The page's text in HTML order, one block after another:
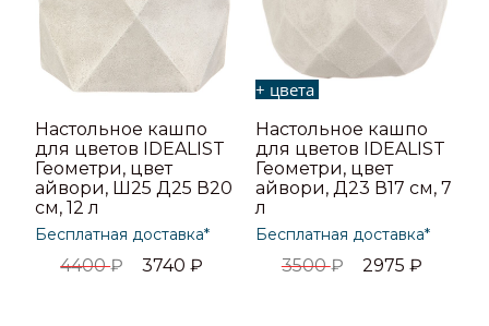
Настольное кашпо
для цветов IDEALIST
Геометри, цвет
айвори, Ш25 Д25 В20
см, 12 л
Бесплатная доставка*
4400₽ 3740₽
+ цвета
Настольное кашпо
для цветов IDEALIST
Геометри, цвет
айвори, Д23 В17 см, 7
л
Бесплатная доставка*
3500₽ 2975 ₽